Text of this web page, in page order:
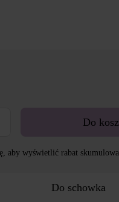
Do
, aby wyświetlić rabat
Do schowka